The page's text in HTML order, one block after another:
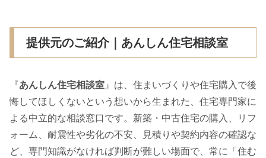
提供元のご紹介｜あんしん住宅相談室
『あんしん住宅相談室 』は、住まいづくりや住宅購入で後
悔してほしくないという想いから生まれた、住宅専門家に
よる中立的な相談窓口です。新築・中古住宅の購入、リフ
ォーム、耐震性や劣化の不安、見積りや契約内容の確認な
ど、専門知識がなければ判断が難しい場面で、常に「住む